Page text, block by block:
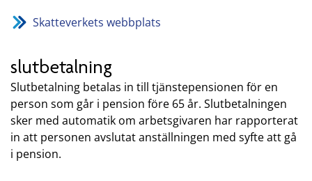
Skatteverkets webbplats
slutbetalning
Slutbetalning betalas in till tjänstepensionen för en
person som går i pension före 65 år. Slutbetalningen
sker med automatik om arbetsgivaren har rapporterat
in att personen avslutat anställningen med syfte att gå
i pension.